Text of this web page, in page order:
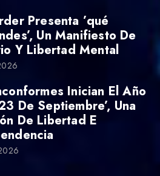
Presenta ’qué
Un Manifiesto De
Y Libertad Mental
Inician El Año
De Septiembre’, Una
De Libertad E